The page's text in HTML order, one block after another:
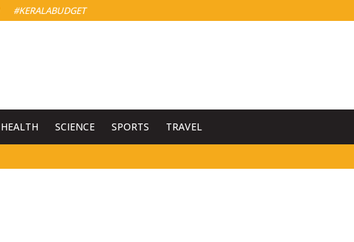
#KERALABUDGET
HEALTH SCIENCE SPORTS TRAVEL